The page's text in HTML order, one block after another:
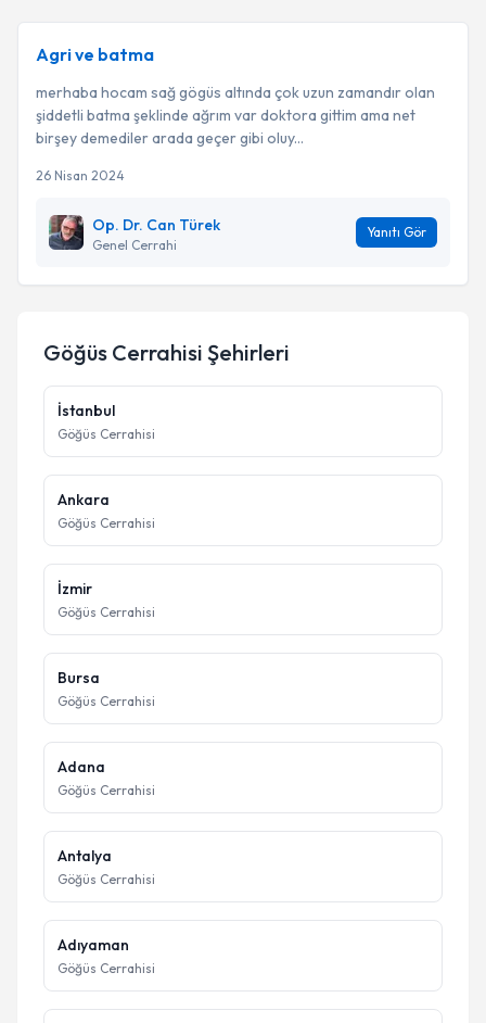
Agri ve batma
merhaba hocam sağ gögüs altında çok uzun zamandır olan
şiddetli batma şeklinde ağrım var doktora gittim ama net
birşey demediler arada geçer gibi oluy...
26 Nisan 2024
Op. Dr. Can Türek
Genel Cerrahi
Yanıtı Gör
Göğüs Cerrahisi Şehirleri
İstanbul
Göğüs Cerrahisi
Ankara
Göğüs Cerrahisi
İzmir
Göğüs Cerrahisi
Bursa
Göğüs Cerrahisi
Adana
Göğüs Cerrahisi
Antalya
Göğüs Cerrahisi
Adıyaman
Göğüs Cerrahisi